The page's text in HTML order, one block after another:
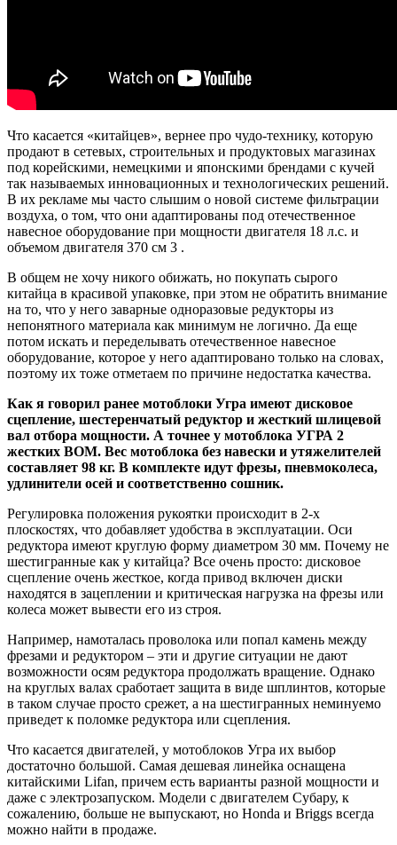
Что касается «китайцев», вернее про чудо-технику, которую
продают в сетевых, строительных и продуктовых магазинах
под корейскими, немецкими и японскими брендами с кучей
так называемых инновационных и технологических решений.
В их рекламе мы часто слышим о новой системе фильтрации
воздуха, о том, что они адаптированы под отечественное
навесное оборудование при мощности двигателя 18 л.с. и
объемом двигателя 370 см 3 .
В общем не хочу никого обижать, но покупать сырого
китайца в красивой упаковке, при этом не обратить внимание
на то, что у него заварные одноразовые редукторы из
непонятного материала как минимум не логично. Да еще
потом искать и переделывать отечественное навесное
оборудование, которое у него адаптировано только на словах,
поэтому их тоже отметаем по причине недостатка качества.
Как я говорил ранее мотоблоки Угра имеют дисковое
сцепление, шестеренчатый редуктор и жесткий шлицевой
вал отбора мощности. А точнее у мотоблока УГРА 2
жестких ВОМ. Вес мотоблока без навески и утяжелителей
составляет 98 кг. В комплекте идут фрезы, пневмоколеса,
удлинители осей и соответственно сошник.
Регулировка положения рукоятки происходит в 2-х
плоскостях, что добавляет удобства в эксплуатации. Оси
редуктора имеют круглую форму диаметром 30 мм. Почему не
шестигранные как у китайца? Все очень просто: дисковое
сцепление очень жесткое, когда привод включен диски
находятся в зацеплении и критическая нагрузка на фрезы или
колеса может вывести его из строя.
Например, намоталась проволока или попал камень между
фрезами и редуктором – эти и другие ситуации не дают
возможности осям редуктора продолжать вращение. Однако
на круглых валах сработает защита в виде шплинтов, которые
в таком случае просто срежет, а на шестигранных неминуемо
приведет к поломке редуктора или сцепления.
Что касается двигателей, у мотоблоков Угра их выбор
достаточно большой. Самая дешевая линейка оснащена
китайскими Lifan, причем есть варианты разной мощности и
даже с электрозапуском. Модели с двигателем Субару, к
сожалению, больше не выпускают, но Honda и Briggs всегда
можно найти в продаже.